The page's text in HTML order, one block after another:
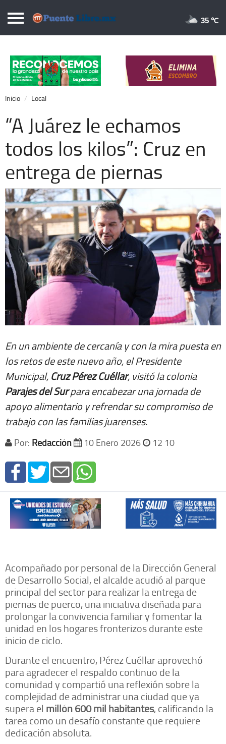
Puentelibre.mx
Local
Nacional
Opinión
Cronos
Economía
Espectáculos
Extra +
35 ℃
Inicio Local
“A Juárez le echamos
todos los kilos”: Cruz en
entrega de piernas
En un ambiente de cercanía y con la mira puesta en
los retos de este nuevo año, el Presidente
Municipal, Cruz Pérez Cuéllar, visitó la colonia
Parajes del Surpara encabezar una jornada de
apoyo alimentario y refrendar su compromiso de
trabajo con las familias juarenses.
Por: Redacción 10 Enero 2026 12 10
Acompañado por personal de la Dirección General
de Desarrollo Social, el alcalde acudió al parque
principal del sector para realizar la entrega de
piernas de puerco, una iniciativa diseñada para
prolongar la convivencia familiar y fomentar la
unidad en los hogares fronterizos durante este
inicio de ciclo.
Durante el encuentro, Pérez Cuéllar aprovechó
para agradecer el respaldo continuo de la
comunidad y compartió una reflexión sobre la
complejidad de administrar una ciudad que ya
supera el millón 600 mil habitantes, calificando la
tarea como un desafío constante que requiere
dedicación absoluta.